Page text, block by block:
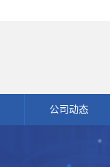
公司动态